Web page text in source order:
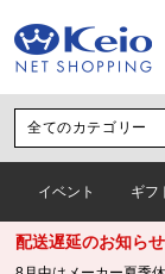
イベント ギフ
配送遅延のお知らせ